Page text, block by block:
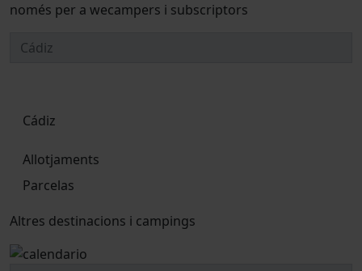
només per a wecampers i subscriptors
Cádiz
Allotjaments
Parcelas
Altres destinacions i campings